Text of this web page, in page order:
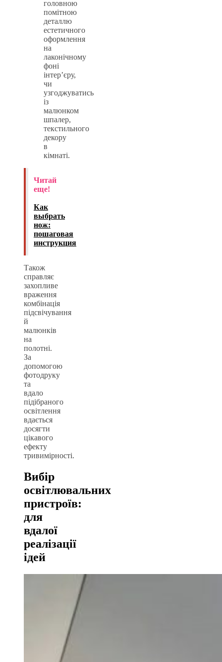
головною
помітною
деталлю
естетичного
оформлення
на
лаконічному
фоні
інтер’єру,
чи
узгоджуватись
із
малюнком
шпалер,
текстильного
декору
в
кімнаті.
Читай
еще!
Как
выбрать
нож:
пошаговая
инструкция
Також
справляє
захопливе
враження
комбінація
підсвічування
й
малюнків
на
полотні.
За
допомогою
фотодруку
та
вдало
підібраного
освітлення
вдається
досягти
цікавого
ефекту
тривимірності.
Вибір
освітлювальних
пристроїв:
для
вдалої
реалізації
ідей